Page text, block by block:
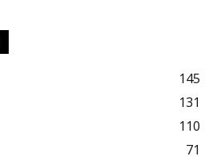
145
131
110
71